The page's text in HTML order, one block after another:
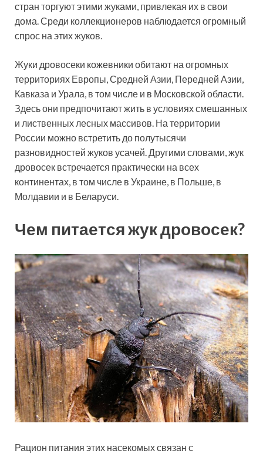
стран торгуют этими жуками, привлекая их в свои
дома. Среди коллекционеров наблюдается огромный
спрос на этих жуков.
Жуки дровосеки кожевники обитают на огромных
территориях Европы, Средней Азии, Передней Азии,
Кавказа и Урала, в том числе и в Московской области.
Здесь они предпочитают жить в условиях смешанных
и лиственных лесных массивов. На территории
России можно встретить до полутысячи
разновидностей жуков усачей. Другими словами, жук
дровосек встречается практически на всех
континентах, в том числе в Украине, в Польше, в
Молдавии и в Беларуси.
Чем питается жук дровосек?
Рацион питания этих насекомых связан с